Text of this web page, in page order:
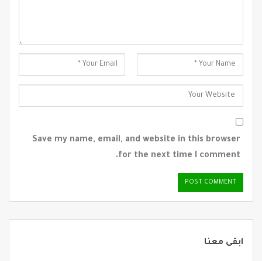
Save my name, email, and website in this browser
for the next time I comment.
ابقى معنا